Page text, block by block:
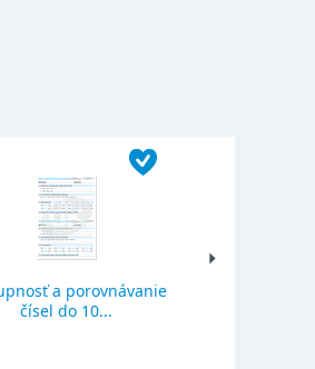
a porovnávanie
čísel do 10...